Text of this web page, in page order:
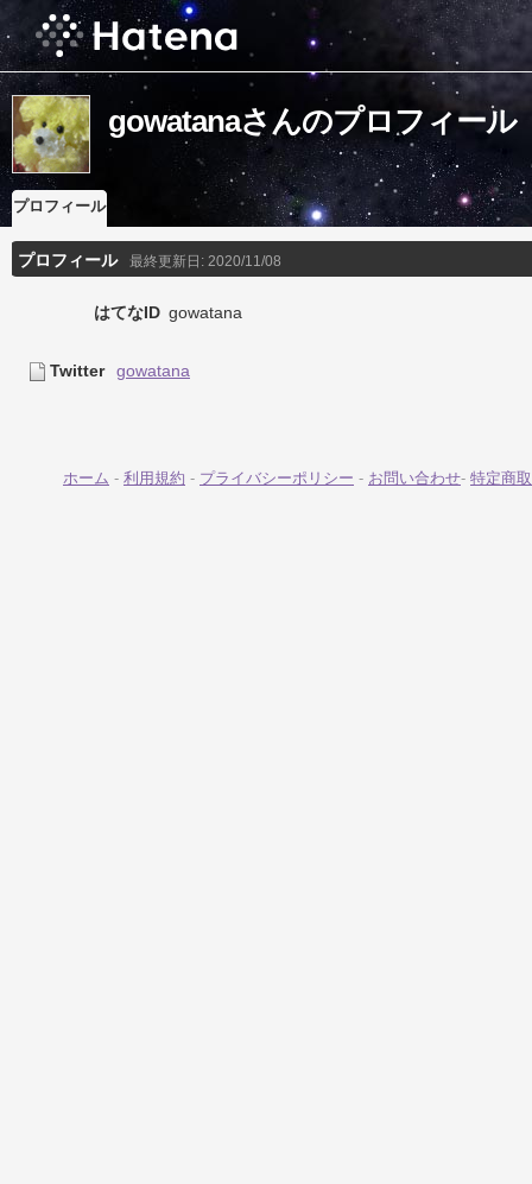
gowatanaさんのプロフィール
プロフィール
プロフィール 最終更新日: 2020/11/08
はてなID gowatana
Twitter gowatana
ホーム - 利用規約 - プライバシーポリシー - お問い合わせ- 特定商